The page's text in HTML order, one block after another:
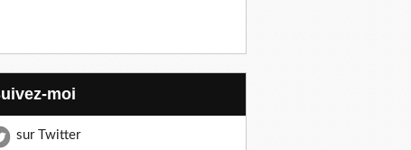
Suivez-moi
sur Twitter